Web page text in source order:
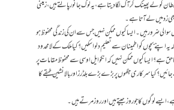
گولے پھینک کر آگ لگا دیتا ہے، یہ لوگ جانور پالتے ہیں، زمینی
زد میں لے آتا ہے۔
سوالی ضرور ہیں۔ ایسا کیوں ممکن نہیں جس سے ان کی زندگی محفوظ ہو
اپنے بچوں کو اطمینان سے تعلیم دلوا سکیں؟ کیا ملک کے لامحدود
ہے؟ ایسا کیوں ممکن نہیں کہ انکو ایل او سی سے محفوظ مقامات پر
کیا سرکاری جگہوں پر بڑے بڑے بلڈرز اور بالا نشین طبقے کا
ایسے لوگوں کا جو روز جیتے ہیں اور روز مرتے ہیں۔